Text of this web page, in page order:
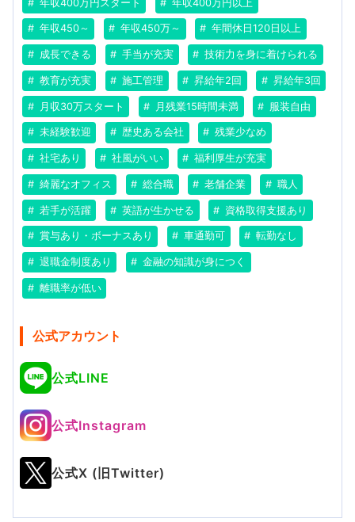
年収400万円スタート 年収400万円以上
年収450～ 年収450万～ 年間休日120日以上
成長できる 手当が充実 技術力を身に着けられる
教育が充実 施工管理 昇給年2回 昇給年3回
月収30万スタート 月残業15時間未満 服装自由
未経験歓迎 歴史ある会社 残業少なめ
社宅あり 社風がいい 福利厚生が充実
綺麗なオフィス 総合職 老舗企業 職人
若手が活躍 英語が生かせる 資格取得支援あり
賞与あり・ボーナスあり 車通勤可 転勤なし
退職金制度あり 金融の知識が身につく
離職率が低い
公式アカウント
公式LINE
公式Instagram
公式X (旧Twitter)